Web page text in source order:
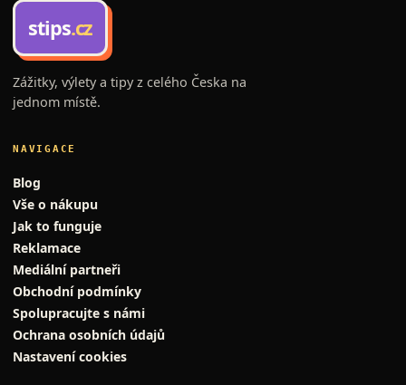
stips.cz
Zážitky, výlety a tipy z celého Česka na
jednom místě.
NAVIGACE
Blog
Vše o nákupu
Jak to funguje
Reklamace
Mediální partneři
Obchodní podmínky
Spolupracujte s námi
Ochrana osobních údajů
Nastavení cookies